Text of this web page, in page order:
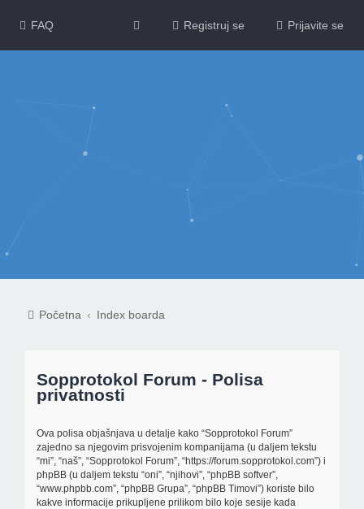
FAQ Prijavite se
Registruj se
Početna Index boarda
Sopprotokol Forum - Polisa
privatnosti
Ova polisa objašnjava u detalje kako “Sopprotokol Forum”
zajedno sa njegovim prisvojenim kompanijama (u daljem tekstu
“mi”, “naš”, “Sopprotokol Forum”, “https://forum.sopprotokol.com”) i
phpBB (u daljem tekstu “oni”, “njihovi”, “phpBB softver”,
“www.phpbb.com”, “phpBB Grupa”, “phpBB Timovi”) koriste bilo
kakve informacije prikupljene prilikom bilo koje sesije kada